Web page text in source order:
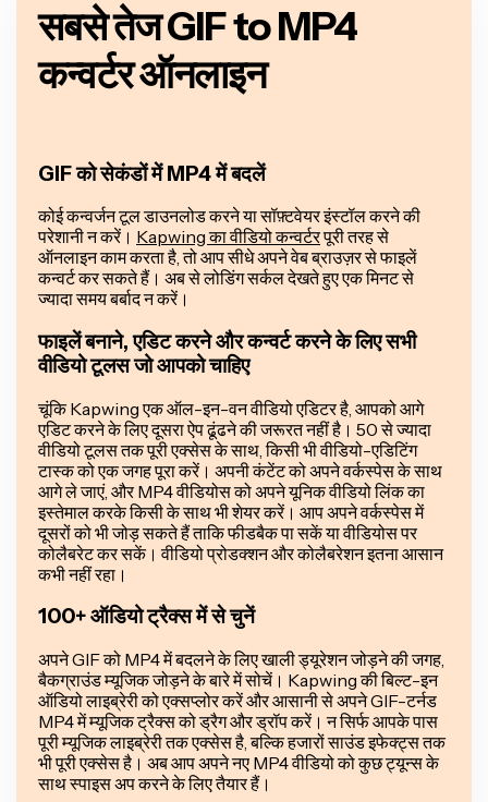
सबसे तेज GIF to MP4
कन्वर्टर ऑनलाइन
GIF को सेकंडों में MP4 में बदलें
कोई कन्वर्जन टूल डाउनलोड करने या सॉफ़्टवेयर इंस्टॉल करने की
परेशानी न करें। Kapwing का वीडियो कन्वर्टरपूरी तरह से
ऑनलाइन काम करता है, तो आप सीधे अपने वेब ब्राउज़र से फाइलें
कन्वर्ट कर सकते हैं। अब से लोडिंग सर्कल देखते हुए एक मिनट से
ज्यादा समय बर्बाद न करें।
फाइलें बनाने, एडिट करने और कन्वर्ट करने के लिए सभी
वीडियो टूलस जो आपको चाहिए
चूंकि Kapwing एक ऑल-इन-वन वीडियो एडिटर है, आपको आगे
एडिट करने के लिए दूसरा ऐप ढूंढने की जरूरत नहीं है। 50 से ज्यादा
वीडियो टूलस तक पूरी एक्सेस के साथ, किसी भी वीडियो-एडिटिंग
टास्क को एक जगह पूरा करें। अपनी कंटेंट को अपने वर्कस्पेस के साथ
आगे ले जाएं, और MP4 वीडियोस को अपने यूनिक वीडियो लिंक का
इस्तेमाल करके किसी के साथ भी शेयर करें। आप अपने वर्कस्पेस में
दूसरों को भी जोड़ सकते हैं ताकि फीडबैक पा सकें या वीडियोस पर
कोलैबरेट कर सकें। वीडियो प्रोडक्शन और कोलैबरेशन इतना आसान
कभी नहीं रहा।
100+ ऑडियो ट्रैक्स में से चुनें
अपने GIF को MP4 में बदलने के लिए खाली ड्यूरेशन जोड़ने की जगह,
बैकग्राउंड म्यूजिक जोड़ने के बारे में सोचें। Kapwing की बिल्ट-इन
ऑडियो लाइब्रेरी को एक्सप्लोर करें और आसानी से अपने GIF-टर्नड
MP4 में म्यूजिक ट्रैक्स को ड्रैग और ड्रॉप करें। न सिर्फ आपके पास
पूरी म्यूजिक लाइब्रेरी तक एक्सेस है, बल्कि हजारों साउंड इफेक्ट्स तक
भी पूरी एक्सेस है। अब आप अपने नए MP4 वीडियो को कुछ ट्यून्स के
साथ स्पाइस अप करने के लिए तैयार हैं।